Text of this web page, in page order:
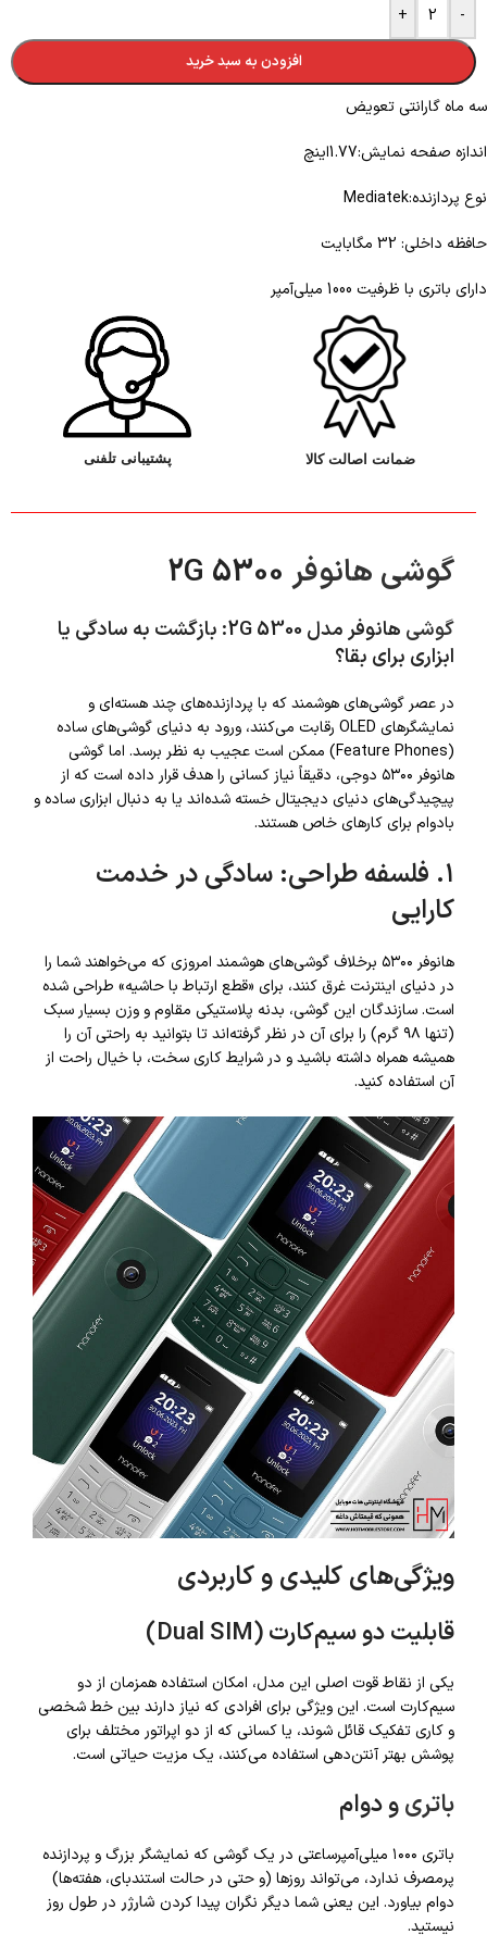
-
+
افزودن به سبد خرید
سه ماه گارانتی تعویض
اندازه صفحه نمایش:1.77اینچ
نوع پردازنده:Mediatek
حافظه داخلی: 32 مگابایت
دارای باتری با ظرفیت 1000 میلی‌آمپر
ضمانت اصالت کالا پشتیبانی تلفنی
گوشی هانوفر
گوشی
هانوفر مدل 5300 2G: بازگشت به سادگی یا
ابزاری برای بقا؟
در عصر گوشی‌های هوشمند که با پردازنده‌های چند هسته‌ای و
نمایشگرهای OLED رقابت می‌کنند، ورود به دنیای گوشی‌های ساده
(Feature Phones) ممکن است عجیب به نظر برسد. اما گوشی
هانوفر ۵۳۰۰ دو‌جی، دقیقاً نیاز کسانی را هدف قرار داده است که از
پیچیدگی‌های دنیای دیجیتال خسته‌ شده‌اند یا به دنبال ابزاری ساده و
بادوام برای کارهای خاص هستند.
۱. فلسفه طراحی: سادگی در خدمت
کارایی
هانوفر ۵۳۰۰ برخلاف گوشی‌های هوشمند امروزی که می‌خواهند شما را
در دنیای اینترنت غرق کنند، برای «قطع ارتباط با حاشیه» طراحی شده
است. سازندگان این گوشی، بدنه پلاستیکی مقاوم و وزن بسیار سبک
(تنها ۹۸ گرم) را برای آن در نظر گرفته‌اند تا بتوانید به راحتی آن را
همیشه همراه داشته باشید و در شرایط کاری سخت، با خیال راحت از
آن استفاده کنید.
ویژگی‌های کلیدی و کاربردی
قابلیت دو سیم‌کارت (Dual SIM)
یکی از نقاط قوت اصلی این مدل، امکان استفاده همزمان از دو
سیم‌کارت است. این ویژگی برای افرادی که نیاز دارند بین خط شخصی
و کاری تفکیک قائل شوند، یا کسانی که از دو اپراتور مختلف برای
پوشش بهتر آنتن‌دهی استفاده می‌کنند، یک مزیت حیاتی است.
باتریو دوام
باتری ۱۰۰۰ میلی‌آمپرساعتی در یک گوشی که نمایشگر بزرگ و پردازنده
پرمصرف ندارد، می‌تواند روزها (و حتی در حالت استندبای، هفته‌ها)
دوام بیاورد. این یعنی شما دیگر نگران پیدا کردن شارژر در طول روز
نیستید.